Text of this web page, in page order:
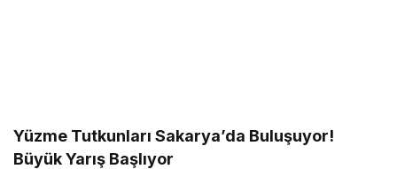
Yüzme Tutkunları Sakarya’da Buluşuyor!
Büyük Yarış Başlıyor